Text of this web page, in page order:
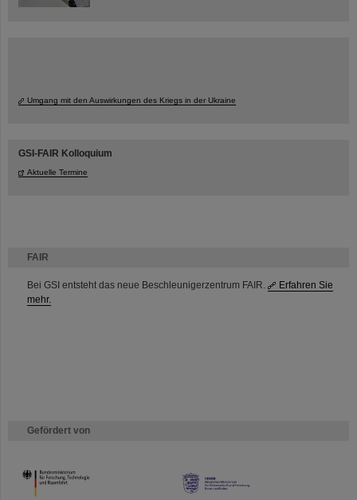
FAIR
Bei GSI entsteht das neue Beschleunigerzentrum FAIR.
Erfahren Sie
mehr.
Gefördert von
HMWK
Umgang mit den Auswirkungen des Kriegs in der Ukraine
GSI-FAIR Kolloquium
Aktuelle Termine